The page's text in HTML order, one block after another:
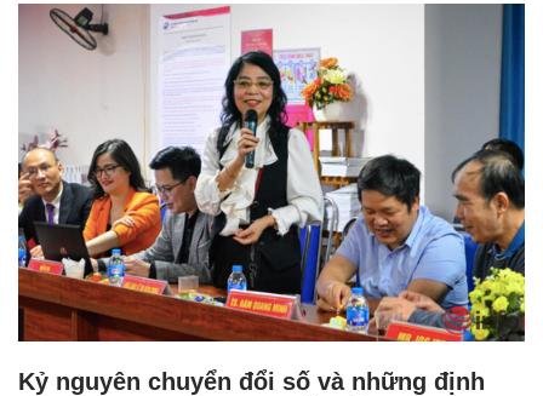
Kỷ nguyên chuyển đổi số và những định